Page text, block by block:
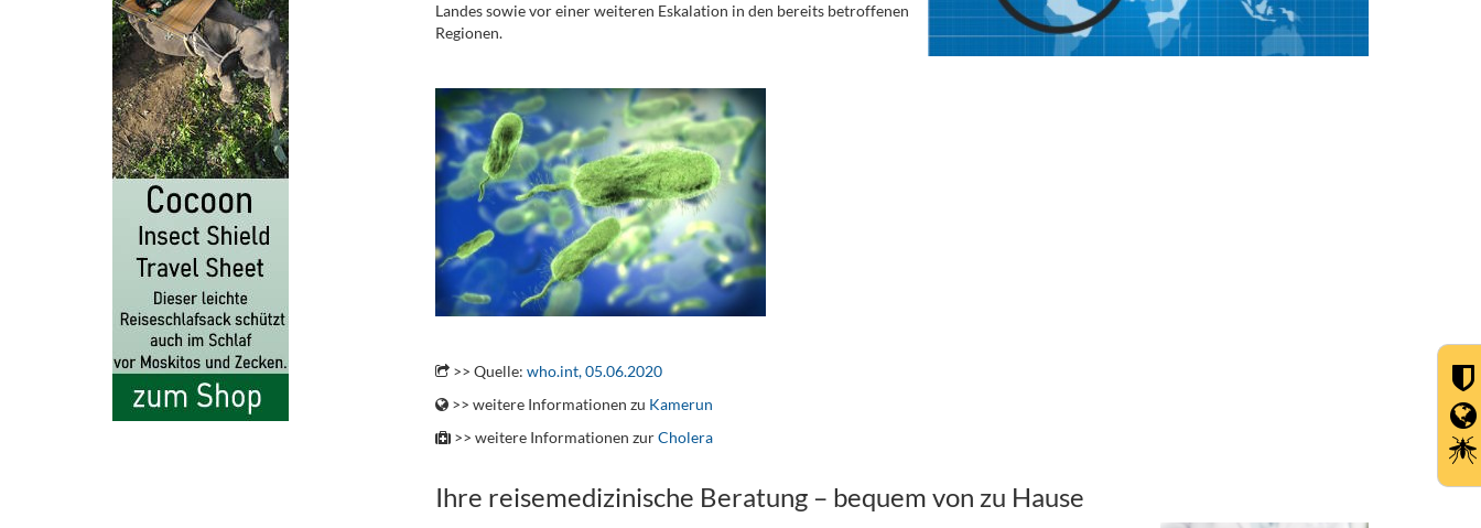
Landes sowie vor einer weiteren Eskalation in den bereits betroffenen
Regionen.
>> Quelle: who.int, 05.06.2020
>> weitere Informationen zu Kamerun
>> weitere Informationen zurCholera
Ihre reisemedizinische Beratung – bequem von zu Hause